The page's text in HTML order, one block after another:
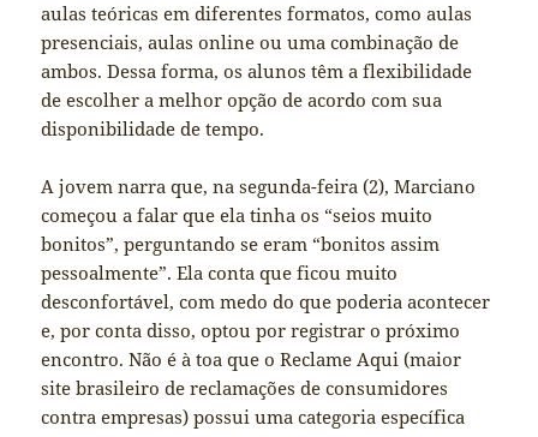
aulas teóricas em diferentes formatos, como aulas
presenciais, aulas online ou uma combinação de
ambos. Dessa forma, os alunos têm a flexibilidade
de escolher a melhor opção de acordo com sua
disponibilidade de tempo.
A jovem narra que, na segunda-feira (2), Marciano
começou a falar que ela tinha os “seios muito
bonitos”, perguntando se eram “bonitos assim
pessoalmente”. Ela conta que ficou muito
desconfortável, com medo do que poderia acontecer
e, por conta disso, optou por registrar o próximo
encontro. Não é à toa que o Reclame Aqui (maior
site brasileiro de reclamações de consumidores
contra empresas) possui uma categoria específica